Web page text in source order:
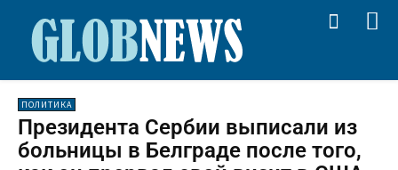
ПОЛИТИКА
Президента Сербии выписали из
больницы в Белграде после того,